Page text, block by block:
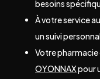
besoins
À votre service
un suivi
Votre pharmacie
OYONNAXpour